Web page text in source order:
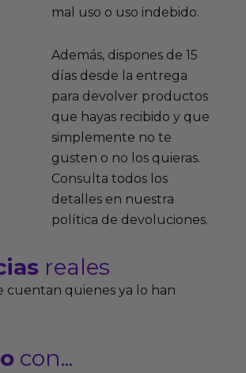
mal uso o uso indebido.
Además, dispones de 15
días desde la entrega
para devolver productos
que hayas recibido y que
simplemente no te
gusten o no los quieras.
Consulta todos los
detalles en nuestra
política de devoluciones.
reales
cuentan quienes ya lo han
con...